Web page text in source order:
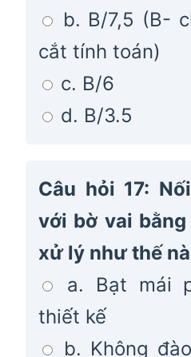
b. B/7,5 (B-
cắt tính toán)
c. B/6
d. B/3.5
Câu hỏi 17:
với bờ vai
xử lý như thế
a. Bạt mái
thiết kế
b. Không